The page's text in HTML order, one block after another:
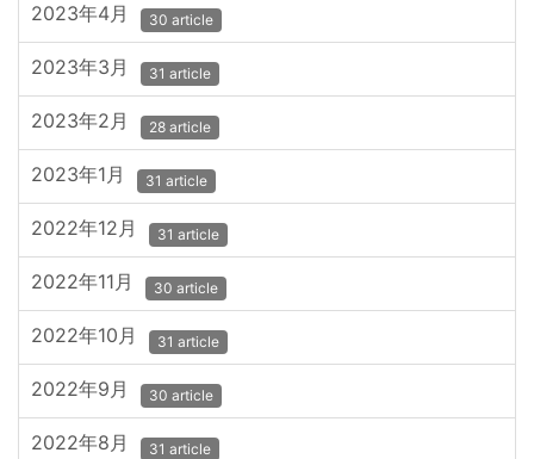
2023年4月 30 article
2023年3月 31 article
2023年2月 28 article
2023年1月 31 article
2022年12月 31 article
2022年11月 30 article
2022年10月 31 article
2022年9月 30 article
2022年8月 31 article